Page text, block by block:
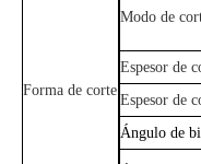
Forma de corte
Modo de
Espesor de
Espesor de
Ángulo de